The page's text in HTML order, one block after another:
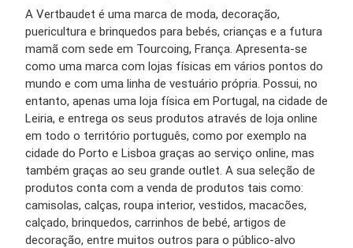
A Vertbaudet é uma marca de moda, decoração,
puericultura e brinquedos para bebés, crianças e a futura
mamã com sede em Tourcoing, França. Apresenta-se
como uma marca com lojas físicas em vários pontos do
mundo e com uma linha de vestuário própria. Possui, no
entanto, apenas uma loja física em Portugal, na cidade de
Leiria, e entrega os seus produtos através de loja online
em todo o território português, como por exemplo na
cidade do Porto e Lisboa graças ao serviço online, mas
também graças ao seu grande outlet. A sua seleção de
produtos conta com a venda de produtos tais como:
camisolas, calças, roupa interior, vestidos, macacões,
calçado, brinquedos, carrinhos de bebé, artigos de
decoração, entre muitos outros para o público-alvo